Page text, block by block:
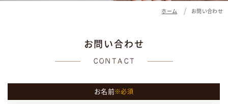
ホーム お問い合わせ
お 問 い合わ せ
CONTACT
お名前※必須